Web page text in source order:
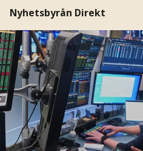
Nyhetsbyrån Direkt